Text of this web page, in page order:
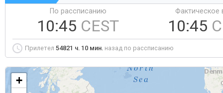
По рассписанию
10:45 CEST
Фактическое
10:45
Прилетел 54821 ч. 10 мин. назад по рассписанию
+